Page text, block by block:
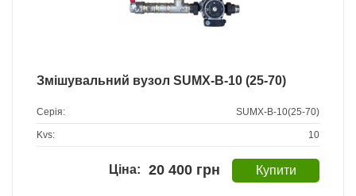
Змішувальний вузол SUMX-B-10 (25-70)
Серія: SUMX-B-10(25-70)
Kvs: 10
20 400 грн